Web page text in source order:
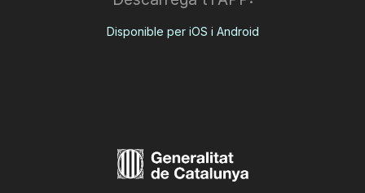
Disponible per iOS i Android